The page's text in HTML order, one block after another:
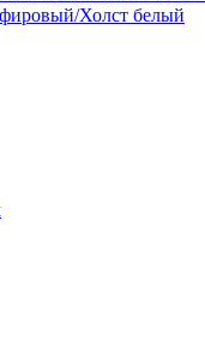
Холст белый